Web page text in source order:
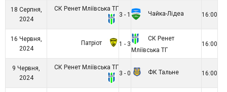
18 Серпня,
2024
СК Ренет Мліївська ТГ
3 - 1
Чайка-Лідеа 16:00
16 Червня,
2024
Патріот 1 - 3
СК Ренет
Мліївська ТГ
16:00
9 Червня,
2024
СК Ренет Мліївська ТГ
3 - 0
ФК Тальне 16:00